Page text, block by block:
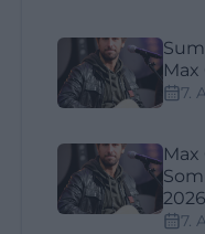
7.
Max
2026
7.